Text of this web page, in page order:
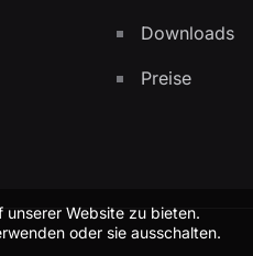
Downloads
Preise
Website zu bieten.
oder sie ausschalten.